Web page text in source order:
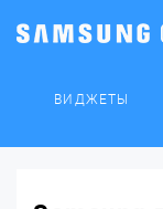
ВИДЖЕТЫ